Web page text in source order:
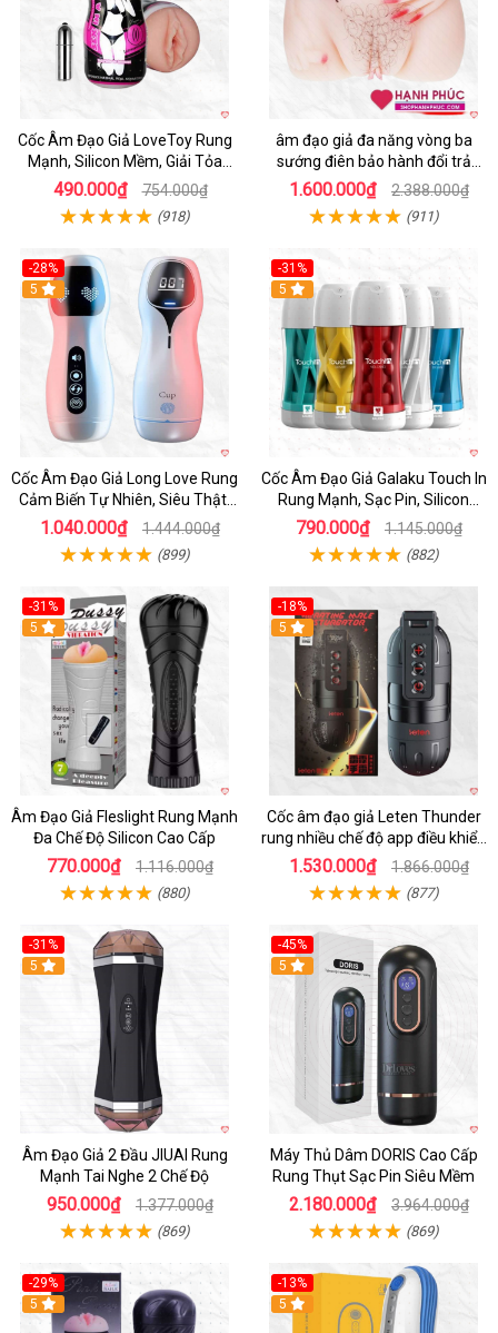
Cốc Âm Đạo Giả LoveToy Rung
Mạnh, Silicon Mềm, Giải Tỏa
Sinh Lý
490.000₫ 754.000₫
(918)
âm đạo giả đa năng vòng ba
sướng điên bảo hành đổi trả
nhanh
1.600.000₫ 2.388.000₫
(911)
-28%
5
Cốc Âm Đạo Giả Long Love Rung
Cảm Biến Tự Nhiên, Siêu Thật,
Sướng
1.040.000₫ 1.444.000₫
(899)
-31%
Hot
5
Cốc Âm Đạo Giả Galaku Touch In
Rung Mạnh, Sạc Pin, Silicon
Mềm
790.000₫ 1.145.000₫
(882)
-31%
5
Âm Đạo Giả Fleslight Rung Mạnh
Đa Chế Độ Silicon Cao Cấp
770.000₫ 1.116.000₫
(880)
-18%
5
Cốc âm đạo giả Leten Thunder
rung nhiều chế độ app điều khiển
tiện lợi
1.530.000₫ 1.866.000₫
(877)
-31%
5
Âm Đạo Giả 2 Đầu JIUAI Rung
Mạnh Tai Nghe 2 Chế Độ
950.000₫ 1.377.000₫
(869)
-45%
Hot
5
Máy Thủ Dâm DORIS Cao Cấp
Rung Thụt Sạc Pin Siêu Mềm
2.180.000₫ 3.964.000₫
(869)
-29%
5
-13%
5